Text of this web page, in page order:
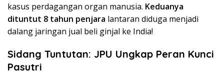
kasus perdagangan organ manusia. Keduanya
dituntut 8 tahun penjara lantaran diduga menjadi
dalang jaringan jual beli ginjal ke India!
Sidang Tuntutan: JPU Ungkap Peran Kunci
Pasutri